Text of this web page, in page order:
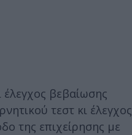
βεβαίωσης
τεστ κι έλεγχος
της επιχείρησης με